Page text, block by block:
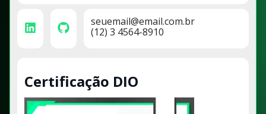
seuemail@email.com.br
(12) 3 4564-8910
Certificação DIO